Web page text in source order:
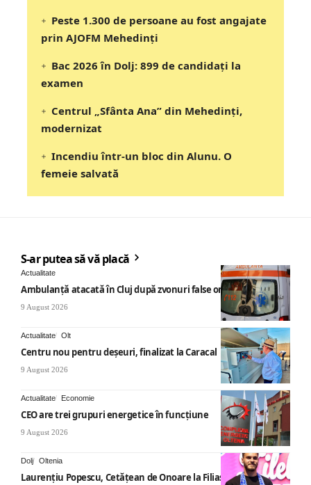
Peste 1.300 de persoane au fost angajate
prin AJOFM Mehedinți
Bac 2026 în Dolj: 899 de candidați la
examen
Centrul „Sfânta Ana” din Mehedinți,
modernizat
Incendiu într-un bloc din Alunu. O
femeie salvată
S-ar putea să vă placă
Actualitate
Ambulanță atacată în Cluj după zvonuri false online
9 August 2026
Actualitate Olt
Centru nou pentru deșeuri, finalizat la Caracal
9 August 2026
Actualitate Economie
CEO are trei grupuri energetice în funcțiune
9 August 2026
Dolj Oltenia
Laurențiu Popescu, Cetățean de Onoare la Filiași